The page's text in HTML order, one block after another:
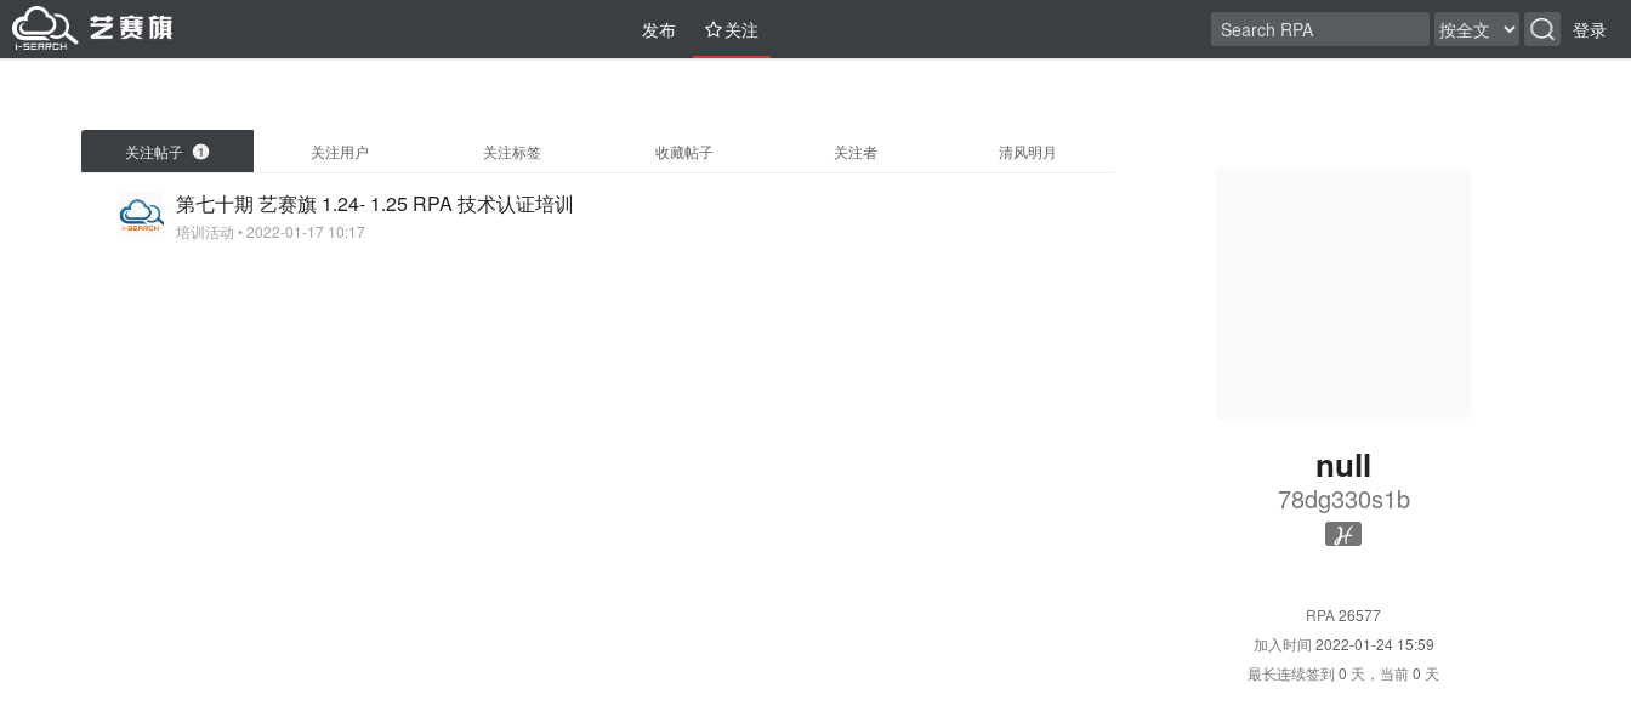
发布 关注 登录
关注帖子 1 关注用户 关注标签 收藏帖子 关注者 清风明月
第七十期 艺赛旗 1.24- 1.25 RPA 技术认证培训
培训活动 • 2022-01-17 10:17
null
78dg330s1b
RPA26577
加入时间 2022-01-24 15:59
最长连续签到 0 天，当前0 天